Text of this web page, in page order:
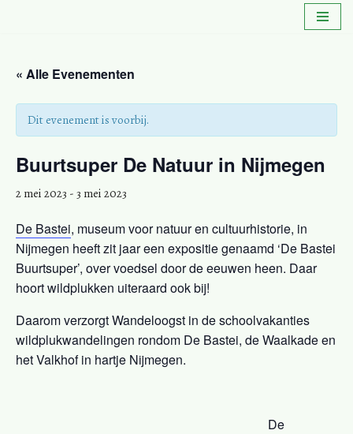
de
inhoud
« Alle Evenementen
Dit evenement is voorbij.
Buurtsuper De Natuur in Nijmegen
2 mei 2023 - 3 mei 2023
De Bastei, museum voor natuur en cultuurhistorie, in
Nijmegen heeft zit jaar een expositie genaamd ‘De Bastei
Buurtsuper’, over voedsel door de eeuwen heen. Daar
hoort wildplukken uiteraard ook bij!
Daarom verzorgt Wandeloogst in de schoolvakanties
wildplukwandelingen rondom De Bastei, de Waalkade en
het Valkhof in hartje Nijmegen.
De